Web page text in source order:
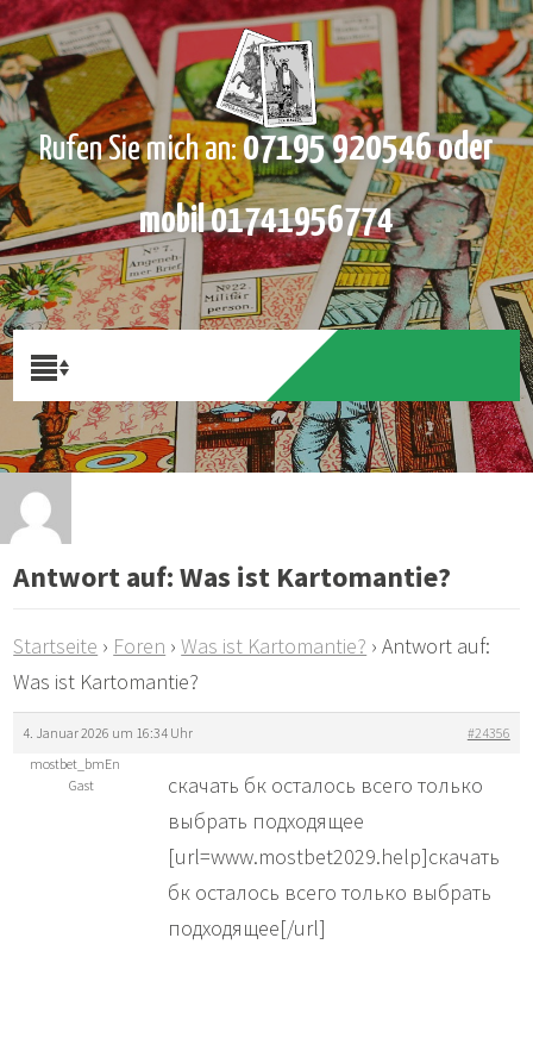
Rufen Sie mich an:07195 920546 oder
mobil 01741956774
Antwort auf: Was ist Kartomantie?
Startseite › Foren › Was ist Kartomantie? › Antwort auf:
Was ist Kartomantie?
4. Januar 2026 um 16:34 Uhr
#24356
mostbet_bmEn
Gast
скачать бк осталось всего только
выбрать подходящее
[url=www.mostbet2029.help]скачать
бк осталось всего только выбрать
подходящее[/url]